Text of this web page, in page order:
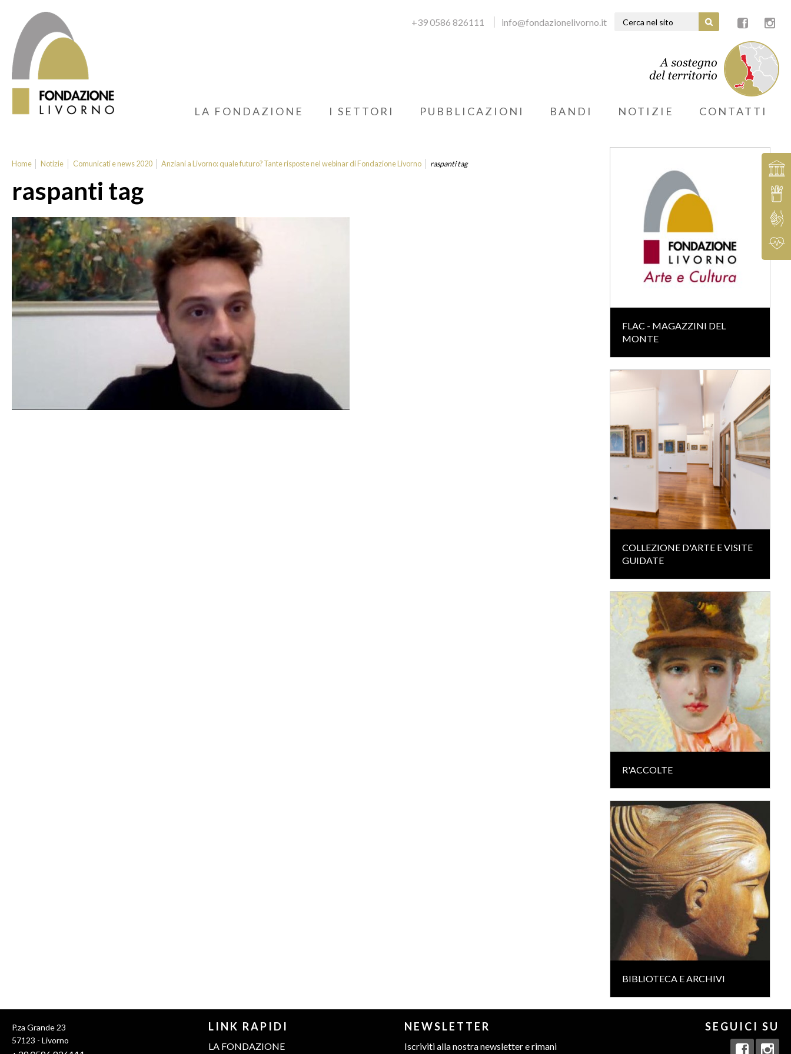
+39 0586 826111 info@fondazionelivorno.it
LA FONDAZIONE I SETTORI PUBBLICAZIONI BANDI NOTIZIE CONTATTI
Home Notizie Comunicati e news 2020 Anziani a Livorno: quale futuro? Tante risposte nel webinar di Fondazione Livorno raspanti tag
raspanti tag
FLAC - MAGAZZINI DEL
MONTE
COLLEZIONE D'ARTE E VISITE
GUIDATE
R'ACCOLTE
BIBLIOTECA E ARCHIVI
P.za Grande 23
57123 - Livorno
LINK RAPIDI
LA FONDAZIONE
NEWSLETTER
Iscriviti alla nostra newsletter e rimani
SEGUICI SU